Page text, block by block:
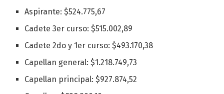
Aspirante: $524.775,67
Cadete 3er curso: $515.002,89
Cadete 2do y 1er curso: $493.170,38
Capellan general: $1.218.749,73
Capellan principal: $927.874,52